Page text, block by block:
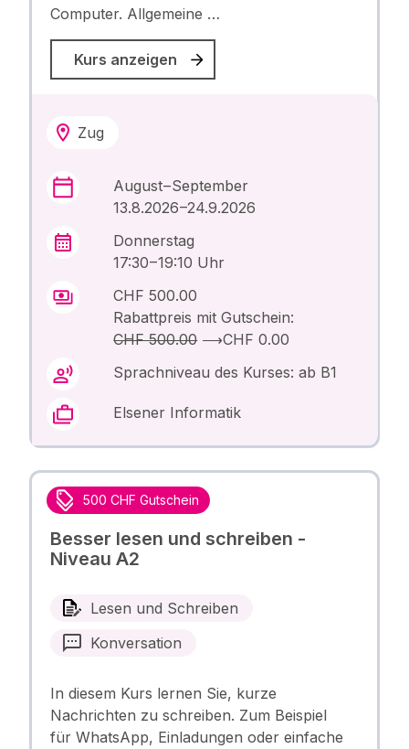
Computer. Allgemeine …
Kurs anzeigen
Zug
August – September
13.8.2026 –24.9.2026
Donnerstag
17:30 – 19:10 Uhr
CHF 500.00
Rabattpreis mit Gutschein:
CHF 500.00⟶CHF 0.00
Sprachniveau des Kurses: ab B1
Elsener Informatik
500 CHF Gutschein
Besser lesen und schreiben -
Niveau A2
Lesen und Schreiben
Konversation
In diesem Kurs lernen Sie, kurze
Nachrichten zu schreiben. Zum Beispiel
für WhatsApp, Einladungen oder einfache